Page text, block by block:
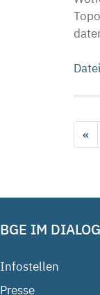
«
BGE IM DIALOG
Infostellen
Presse